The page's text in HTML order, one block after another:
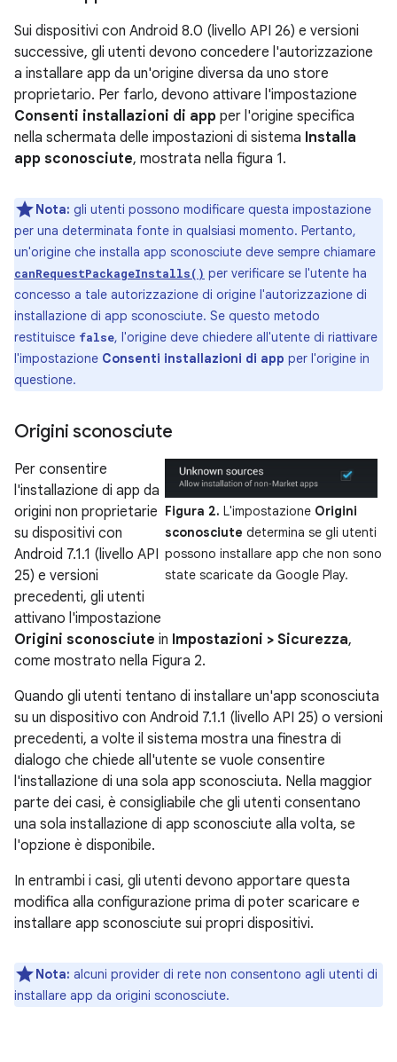
Sui dispositivi con Android 8.0 (livello API 26) e versioni
successive, gli utenti devono concedere l'autorizzazione
a installare app da un'origine diversa da uno store
proprietario. Per farlo, devono attivare l'impostazione
Consenti installazioni di app per l'origine specifica
nella schermata delle impostazioni di sistema Installa
app sconosciute, mostrata nella figura 1.
Nota: gli utenti possono modificare questa impostazione
per una determinata fonte in qualsiasi momento. Pertanto,
un'origine che installa app sconosciute deve sempre chiamare
canRequestPackageInstalls() per verificare se l'utente ha
concesso a tale autorizzazione di origine l'autorizzazione di
installazione di app sconosciute. Se questo metodo
restituisce false, l'origine deve chiedere all'utente di riattivare
l'impostazione Consenti installazioni di app per l'origine in
questione.
Origini sconosciute
Figura 2. L'impostazione Origini
sconosciute determina se gli utenti
possono installare app che non sono
state scaricate da Google Play.
Per consentire
l'installazione di app da
origini non proprietarie
su dispositivi con
Android 7.1.1 (livello API
25) e versioni
precedenti, gli utenti
attivano l'impostazione
Origini sconosciute in Impostazioni > Sicurezza,
come mostrato nella Figura 2.
Quando gli utenti tentano di installare un'app sconosciuta
su un dispositivo con Android 7.1.1 (livello API 25) o versioni
precedenti, a volte il sistema mostra una finestra di
dialogo che chiede all'utente se vuole consentire
l'installazione di una sola app sconosciuta. Nella maggior
parte dei casi, è consigliabile che gli utenti consentano
una sola installazione di app sconosciute alla volta, se
l'opzione è disponibile.
In entrambi i casi, gli utenti devono apportare questa
modifica alla configurazione prima di poter scaricare e
installare app sconosciute sui propri dispositivi.
Nota: alcuni provider di rete non consentono agli utenti di
installare app da origini sconosciute.